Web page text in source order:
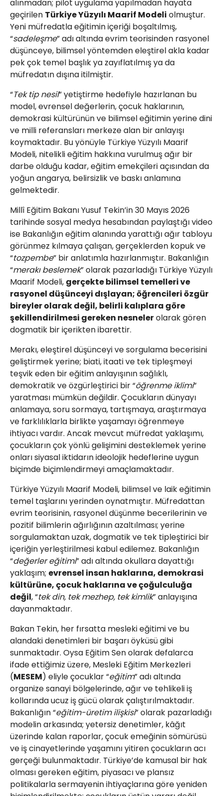
alınmadan; pilot uygulama yapılmadan hayata
geçirilen Türkiye Yüzyılı Maarif Modeli olmuştur.
Yeni müfredatla eğitimin içeriği boşaltılmış,
“sadeleşme” adı altında evrim teorisinden rasyonel
düşünceye, bilimsel yöntemden eleştirel akla kadar
pek çok temel başlık ya zayıflatılmış ya da
müfredatın dışına itilmiştir.
“Tek tip nesil” yetiştirme hedefiyle hazırlanan bu
model, evrensel değerlerin, çocuk haklarının,
demokrasi kültürünün ve bilimsel eğitimin yerine dini
ve milli referansları merkeze alan bir anlayışı
koymaktadır. Bu yönüyle Türkiye Yüzyılı Maarif
Modeli, nitelikli eğitim hakkına vurulmuş ağır bir
darbe olduğu kadar, eğitim emekçileri açısından da
yoğun angarya, belirsizlik ve baskı anlamına
gelmektedir.
Millî Eğitim Bakanı Yusuf Tekin’in 30 Mayıs 2026
tarihinde sosyal medya hesabından paylaştığı video
ise Bakanlığın eğitim alanında yarattığı ağır tabloyu
görünmez kılmaya çalışan, gerçeklerden kopuk ve
“tozpembe” bir anlatımla hazırlanmıştır. Bakanlığın
“merakı beslemek” olarak pazarladığı Türkiye Yüzyılı
Maarif Modeli, gerçekte bilimsel temelleri ve
rasyonel düşünceyi dışlayan; öğrencileri özgür
bireyler olarak değil, belirli kalıplara göre
şekillendirilmesi gereken nesnelerolarak gören
dogmatik bir içerikten ibarettir.
Merakı, eleştirel düşünceyi ve sorgulama becerisini
geliştirmek yerine; biati, itaati ve tek tipleşmeyi
teşvik eden bir eğitim anlayışının sağlıklı,
demokratik ve özgürleştirici bir “öğrenme iklimi”
yaratması mümkün değildir. Çocukların dünyayı
anlamaya, soru sormaya, tartışmaya, araştırmaya
ve farklılıklarla birlikte yaşamayı öğrenmeye
ihtiyacı vardır. Ancak mevcut müfredat yaklaşımı,
çocukların çok yönlü gelişimini desteklemek yerine
onları siyasal iktidarın ideolojik hedeflerine uygun
biçimde biçimlendirmeyi amaçlamaktadır.
Türkiye Yüzyılı Maarif Modeli, bilimsel ve laik eğitimin
temel taşlarını yerinden oynatmıştır. Müfredattan
evrim teorisinin, rasyonel düşünme becerilerinin ve
pozitif bilimlerin ağırlığının azaltılması; yerine
sorgulamaktan uzak, dogmatik ve tek tipleştirici bir
içeriğin yerleştirilmesi kabul edilemez. Bakanlığın
“değerler eğitimi” adı altında okullara dayattığı
yaklaşım; evrensel insan haklarına, demokrasi
kültürüne, çocuk haklarına ve çoğulculuğa
değil, “tek din, tek mezhep, tek kimlik” anlayışına
dayanmaktadır.
Bakan Tekin, her fırsatta mesleki eğitimi ve bu
alandaki denetimleri bir başarı öyküsü gibi
sunmaktadır. Oysa Eğitim Sen olarak defalarca
ifade ettiğimiz üzere, Mesleki Eğitim Merkezleri
(MESEM) eliyle çocuklar “eğitim” adı altında
organize sanayi bölgelerinde, ağır ve tehlikeli iş
kollarında ucuz iş gücü olarak çalıştırılmaktadır.
Bakanlığın “eğitim-üretim ilişkisi” olarak pazarladığı
modelin arkasında; yetersiz denetimler, kâğıt
üzerinde kalan raporlar, çocuk emeğinin sömürüsü
ve iş cinayetlerinde yaşamını yitiren çocukların acı
gerçeği bulunmaktadır. Türkiye’de kamusal bir hak
olması gereken eğitim, piyasacı ve plansız
politikalarla sermayenin ihtiyaçlarına göre yeniden